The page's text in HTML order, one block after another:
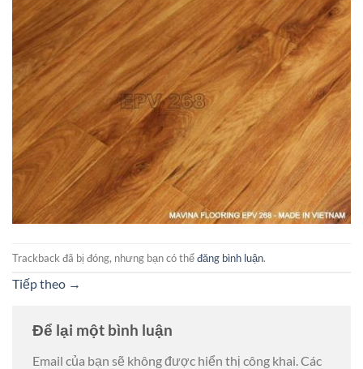
Trackback đã bị đóng, nhưng bạn có thểđăng bình luận.
Tiếp theo →
Để lại một bình luận
Email của bạn sẽ không được hiển thị công khai.Các